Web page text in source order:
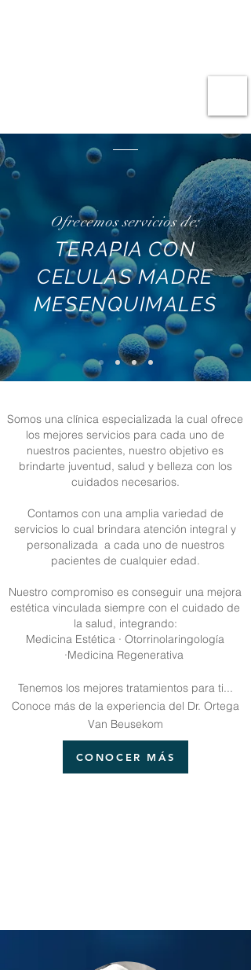
Ofrecemos servicios de:
TERAPIA CON
CELULAS MADRE
MESENQUIMALES
Somos una clínica especializada la cual ofrece
los mejores servicios para cada uno de
nuestros pacientes, nuestro objetivo es
brindarte juventud, salud y belleza con los
cuidados necesarios.
Contamos con una amplia variedad de
servicios lo cual brindara atención integral y
personalizada a cada uno de nuestros
pacientes de cualquier edad.
Nuestro compromiso es conseguir una mejora
estética vinculada siempre con el cuidado de
la salud, integrando:
Medicina Estética · Otorrinolaringología
·Medicina Regenerativa
Tenemos los mejores tratamientos para ti...
Conoce más de la experiencia del Dr. Ortega
Van Beusekom
CONOCER MÁS